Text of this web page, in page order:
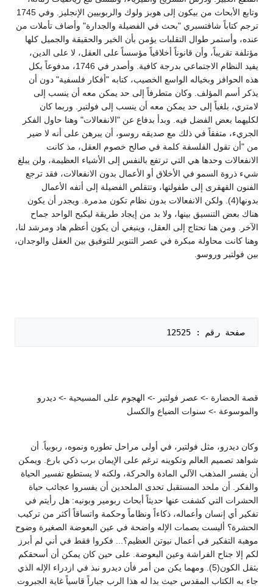
وتابع الأبحاث من بيكون إلى هوبز ولوك والربوبيين الإنجليز. وفي 1745
ترجم كتاباً شافتسبري "بحث في الفضيلة والجدارة" وأضاف تأملات من
عنده، وأستمر طوال التقلبات يؤمن بأن الخير والحقيقة والجميل كلها
مؤتلفة تقريباً، وأن قانوناً أخلاقياً مؤسساً على العقل، لا على الدين،
يفيد النظام الاجتماعي بدرجة كافية. وأصدر في 1746، مدفوعاً بكل
هذه الحوافز وبخياله الواسع الخصيب، كتابه "أفكار فلسفية" دون أن
يذكر أسم المؤلف. وكان متطرفاً إلى حد يمكن معه أن ينسب إلى
لامتري، بلغياً إلى حد يمكن معه أن ينسب إلى فولتير. وربما كان
لكليهما بعض الفضل فيه. وبدأ بدفاع عن "الانفعالات" وهنا حاول الفكر
الجريء، متفقاً في ذلك مع صديقه روسو، أن يبرهن على أنه لا ضير
من "أن تقول الفلسفة كلمة في صالح خصوم العقل، مذ كانت
الانفعالات وحدها هي التي ترتفع بالنفس إلى الأشياء العظيمة، ولن يبلغ
شيء ذروة السمو في الأخلاق أو الأعمال بدون الانفعالات، فقد ترجع
الفنون القهقرى إلى طفولتها، وتتقلص الفضيلة إلى أتفه الأعمال
بدونها(4). ولكن الانفعالات بدون نظام تكون مدمرة. ويجدر أن يكون
هناك بعض التنسيق بينها، ولا بد من إيجاد طريقة ليكبح الواحد جماح
الآخر. ومن هنا نحتاج إلى العقل، وينبغي أن يكون أعظم هاد ومرشد لنا،
وهنا كانت محاولة مبكرة في عصر التنوير للتوفيق بين العقل والوجدان،
بين فولتير وروسو.
صفحة رقم : 12525
قصة الحضارة -> عصر فولتير -> الهجوم على المسيحية -> ديدرو
والموسوعة -> سنوات الضياع والكسل
وكان ديدرو، مثل فولتير، في أولى مراحل تطوره ونموه، ربوبياً. أن
شواهد تصميم العالم وتكوينه ترغم على الإيمان برب ذكي بارع. ويمكن
أن يفسر المذهب الآلي المادة والحركة، ولكنه لا يستطيع تفسير الحياة
والفكر. أن ملحد المستقبل تحدى الملحدين أن يفسروا عجائب حياة
الحشرات التي كشفت عنها حديثاً أبحاث ربومير وبونيه: هل رأيتم في
تفكير أي إنسان وأعماله، ذكاءاً ونظاماً وحكمة واتساقاً أكثر من تركيب
الحشرة؟ أليست بصمات الإله واضحة في عين البعوضة الصغيرة وضوح
موهبة التفكير في أعمال نيوتن العظيم؟... فكروا فقط في أني لم أبرز
لكم إلا جناح الفراشة وعين البعوضة. على حين كان يمكن أن أسحقكم
بثقل الكون(5). ومهما يكن من أمر فأن ديدرو نبذ في ازدراء الإله الذي
جاء به الكتاب المقدس حيث بدا له هذا الرب جباراً قاسياً غاية الجبروت